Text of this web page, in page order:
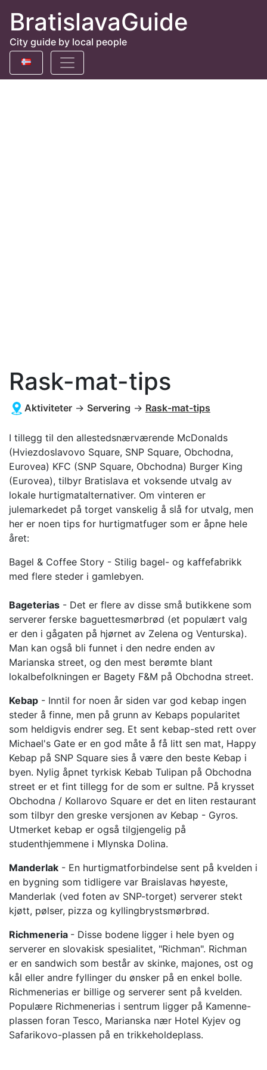
BratislavaGuide
City guide by local people
Rask-mat-tips
Aktiviteter → Servering → Rask-mat-tips
I tillegg til den allestedsnærværende McDonalds
(Hviezdoslavovo Square, SNP Square, Obchodna,
Eurovea) KFC (SNP Square, Obchodna) Burger King
(Eurovea), tilbyr Bratislava et voksende utvalg av
lokale hurtigmatalternativer. Om vinteren er
julemarkedet på torget vanskelig å slå for utvalg, men
her er noen tips for hurtigmatfuger som er åpne hele
året:
Bagel & Coffee Story - Stilig bagel- og kaffefabrikk
med flere steder i gamlebyen.
Bageterias - Det er flere av disse små butikkene som
serverer ferske baguettesmørbrød (et populært valg
er den i gågaten på hjørnet av Zelena og Venturska).
Man kan også bli funnet i den nedre enden av
Marianska street, og den mest berømte blant
lokalbefolkningen er Bagety F&M på Obchodna street.
Kebap - Inntil for noen år siden var god kebap ingen
steder å finne, men på grunn av Kebaps popularitet
som heldigvis endrer seg. Et sent kebap-sted rett over
Michael's Gate er en god måte å få litt sen mat, Happy
Kebap på SNP Square sies å være den beste Kebap i
byen. Nylig åpnet tyrkisk Kebab Tulipan på Obchodna
street er et fint tillegg for de som er sultne. På krysset
Obchodna / Kollarovo Square er det en liten restaurant
som tilbyr den greske versjonen av Kebap - Gyros.
Utmerket kebap er også tilgjengelig på
studenthjemmene i Mlynska Dolina.
Manderlak - En hurtigmatforbindelse sent på kvelden i
en bygning som tidligere var Braislavas høyeste,
Manderlak (ved foten av SNP-torget) serverer stekt
kjøtt, pølser, pizza og kyllingbrystsmørbrød.
Richmeneria - Disse bodene ligger i hele byen og
serverer en slovakisk spesialitet, "Richman". Richman
er en sandwich som består av skinke, majones, ost og
kål eller andre fyllinger du ønsker på en enkel bolle.
Richmenerias er billige og serverer sent på kvelden.
Populære Richmenerias i sentrum ligger på Kamenne-
plassen foran Tesco, Marianska nær Hotel Kyjev og
Safarikovo-plassen på en trikkeholdeplass.